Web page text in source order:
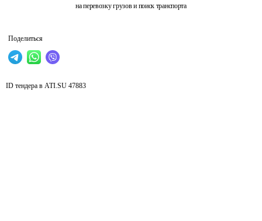
на перевозку грузов и поиск транспорта
Поделиться
ID тендера в ATI.SU 47883